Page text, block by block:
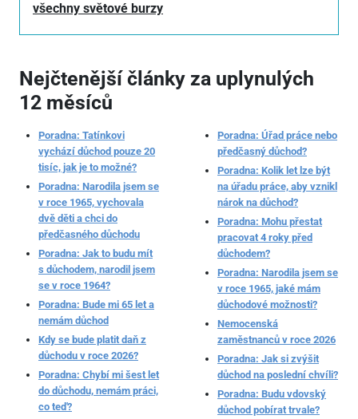
všechny světové burzy
Nejčtenější články za uplynulých
12 měsíců
Poradna: Tatínkovi
vychází důchod pouze 20
tisíc, jak je to možné?
Poradna: Narodila jsem se
v roce 1965, vychovala
dvě děti a chci do
předčasného důchodu
Poradna: Jak to budu mít
s důchodem, narodil jsem
se v roce 1964?
Poradna: Bude mi 65 let a
nemám důchod
Kdy se bude platit daň z
důchodu v roce 2026?
Poradna: Chybí mi šest let
do důchodu, nemám práci,
co teď?
Poradna: Úřad práce nebo
předčasný důchod?
Poradna: Kolik let lze být
na úřadu práce, aby vznikl
nárok na důchod?
Poradna: Mohu přestat
pracovat 4 roky před
důchodem?
Poradna: Narodila jsem se
v roce 1965, jaké mám
důchodové možnosti?
Nemocenská
zaměstnanců v roce 2026
Poradna: Jak si zvýšit
důchod na poslední chvíli?
Poradna: Budu vdovský
důchod pobírat trvale?